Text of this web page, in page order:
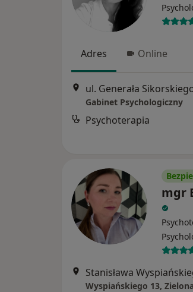
Adres Online
Gabinet Psychologiczny
Psychoterapia
mgr
Wyspiańskiego 13,